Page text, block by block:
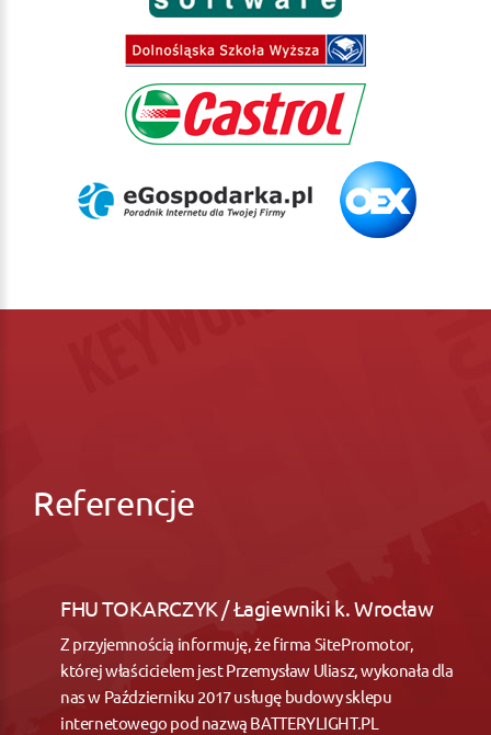
Referencje
FHU TOKARCZYK / Łagiewniki k. Wrocław
Z przyjemnością informuję, że firma SitePromotor,
której właścicielem jest Przemysław Uliasz, wykonała dla
nas w Październiku 2017 usługę budowy sklepu
internetowego pod nazwą BATTERYLIGHT.PL